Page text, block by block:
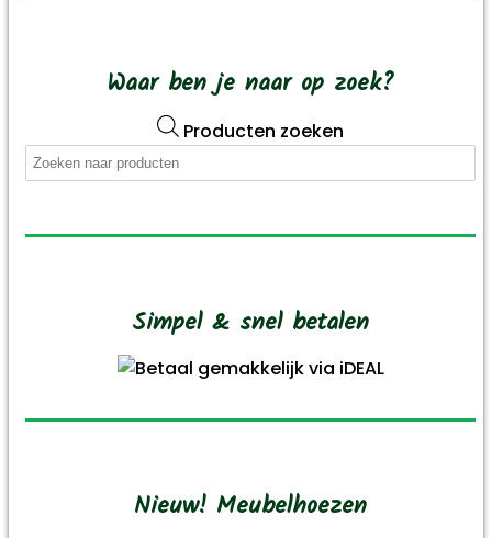
Waar ben je naar op zoek?
Producten zoeken
Simpel & snel betalen
Nieuw! Meubelhoezen